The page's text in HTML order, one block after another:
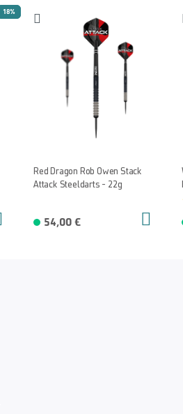
18%
Red Dragon Rob Owen Stack
Attack Steeldarts - 22g
54,00 €